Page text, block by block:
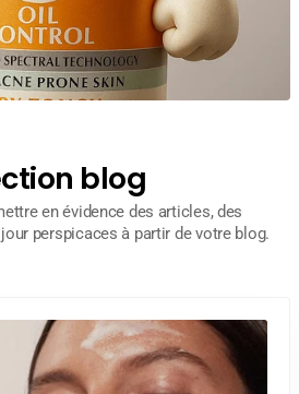
blog
en évidence des articles, des
perspicaces à partir de votre blog.